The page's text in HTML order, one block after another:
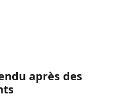
après des